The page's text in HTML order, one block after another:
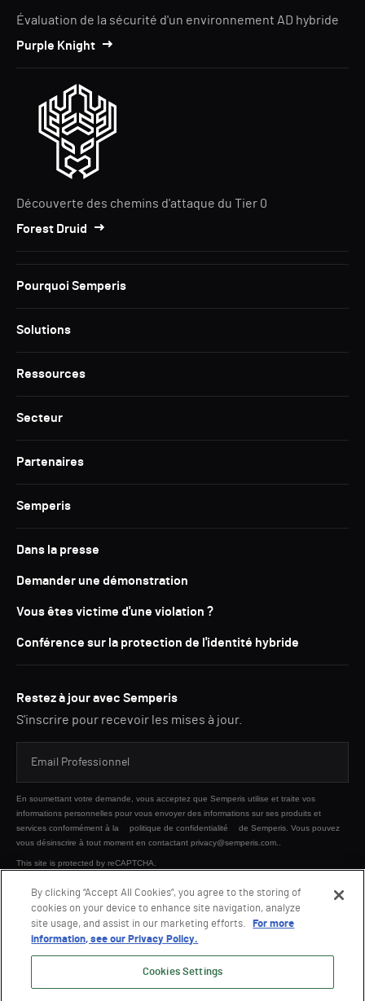
Évaluation de la sécurité d'un environnement AD hybride
Purple Knight
Découverte des chemins d'attaque du Tier 0
Forest Druid
Pourquoi Semperis
Solutions
Ressources
Secteur
Partenaires
Semperis
Dans la presse
Demander une démonstration
Vous êtes victime d'une violation ?
Conférence sur la protection de l'identité hybride
Restez à jour avec Semperis
S'inscrire pour recevoir les mises à jour.
En soumettant votre demande, vous acceptez que Semperis utilise et traite vos
informations personnelles pour vous envoyer des informations sur ses produits et
services conformément à la
politique de confidentialité
de Semperis. Vous pouvez
vous désinscrire à tout moment en contactant privacy@semperis.com..
This site is protected by reCAPTCHA.
ENVOYER
By clicking “Accept All Cookies”, you agree to the storing of
cookies on your device to enhance site navigation, analyze
site usage, and assist in our marketing efforts.
For more
information, see our Privacy Policy.
Cookies Settings